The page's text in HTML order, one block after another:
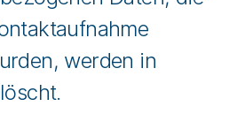
werden in